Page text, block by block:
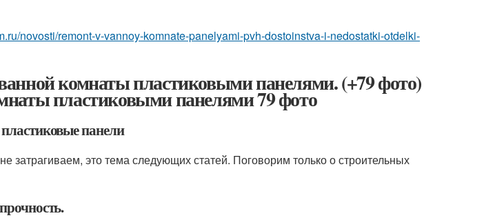
novosti/remont-v-vannoy-komnate-panelyami-pvh-dostoinstva-i-nedostatki-otdelki-
комнаты пластиковыми панелями. (+79 фото)
пластиковыми панелями 79 фото
панели
затрагиваем, это тема следующих статей. Поговорим только о строительных